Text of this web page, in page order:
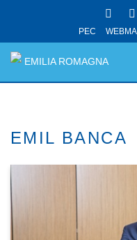
PEC
EMILIA ROMAGNA
EMIL BANCA